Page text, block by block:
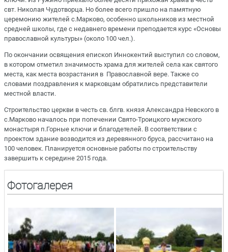
свт. Николая Чудотворца. Но более всего пришло на памятную
церемонию жителей с.Марково, особенно школьников из местной
средней школы, где с недавнего времени преподается курс «Основы
православной культуры» (около 100 чел.).
По окончании освящения епископ Иннокентий выступил со словом,
в котором отметил значимость храма для жителей села как святого
места, как места возрастания в Православной вере. Также со
словами поздравления к марковцам обратились представители
местной власти.
Строительство церкви в честь св. блгв. князя Александра Невского в
с.Марково началось при попечении Свято-Троицкого мужского
монастыря п.Горные ключи и благодетелей. В соответствии с
проектом здание возводится из деревянного бруса, рассчитано на
100 человек. Планируется основные работы по строительству
завершить к середине 2015 года.
Фотогалерея